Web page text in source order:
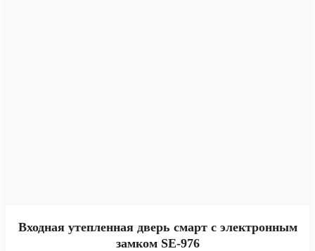
Входная утепленная дверь смарт с электронным
замком SE-976